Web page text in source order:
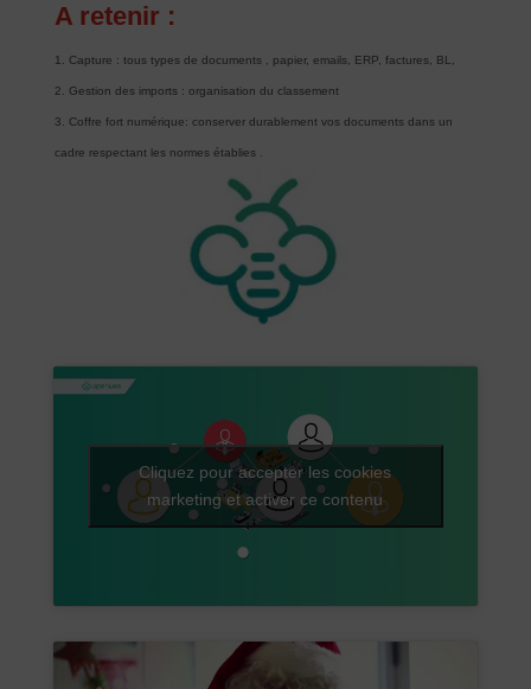
A retenir :
Capture : tous types de documents , papier, emails, ERP, factures, BL,
Gestion des imports : organisation du classement
Coffre fort numérique: conserver durablement vos documents dans un
cadre respectant les normes établies .
Cliquez pour accepter les cookies
marketing et activer ce contenu